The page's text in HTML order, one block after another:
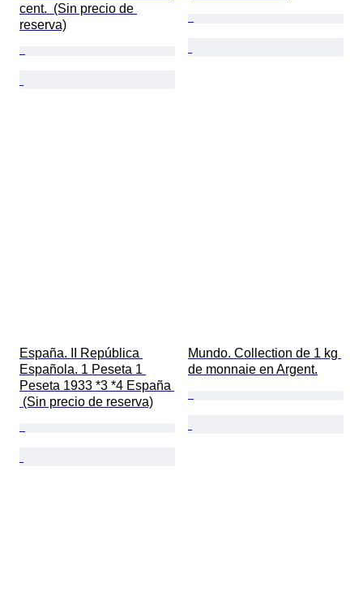
cent.  (Sin precio de
reserva)
España. II República
Española. 1 Peseta 1
Peseta 1933 *3 *4 España
(Sin precio de reserva)
Mundo. Collection de 1 kg
de monnaie en Argent.